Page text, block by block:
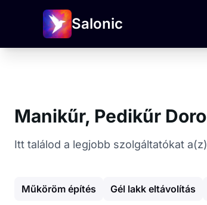
Salonic
Manikűr, Pedikűr
Itt találod a legjobb szolgáltatókat
Műköröm építés Gél lakk eltávolítás